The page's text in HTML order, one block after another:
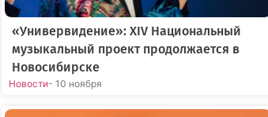
«Универвидение»: XIV Национальный
музыкальный проект продолжается в
Новосибирске
Новости- 10 ноября